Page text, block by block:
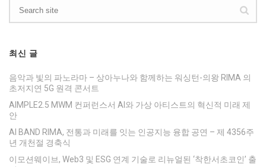
최신 글
음악과 빛의 파노라마 – 상아누나와 함께하는 워싱턴-의왕 RIMA 의
초저지연 5G 원격 콘서트
AIMPLE2.5 MWM 컨퍼런스서 AI와 가상 아티스트의 혁신적 미래 제
안
AI BAND RIMA, 전통과 미래를 잇는 인공지능 융합 공연 – 제 4356주
년 개천절 경축식
이모션웨이브, Web3 및 ESG 연계 기술로 리뉴얼된 ‘착한서초코인’ 출